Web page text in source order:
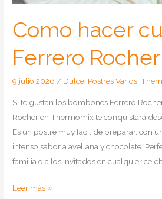
Como hacer
Ferrero Rocher
9 julio 2026 / Dulce Postres Varios ,
Si te gustan los bombones Ferrero
Rocher en Thermomix te conquistará
Es un postre muy fácil de preparar, con
intenso sabor a avellana y chocolate.
familia o a los invitados en cualquier
Como
Leer más »